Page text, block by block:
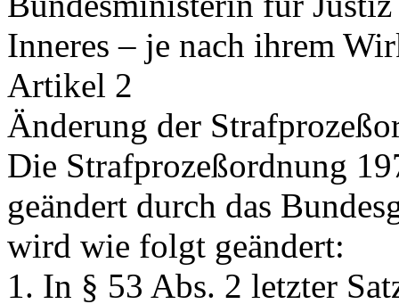
Inneres – je nach ihrem
Artikel 2
Änderung der
Die Strafprozeßordnung
geändert durch das
wird wie folgt geändert:
1. In § 53 Abs. 2 letzter